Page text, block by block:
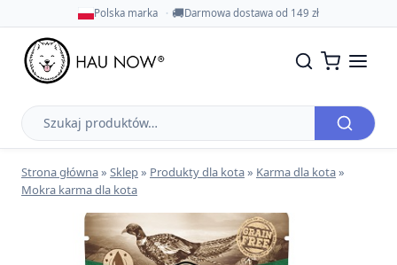
Polska marka 🚚Darmowa dostawa od 149 zł
Szukaj
produktów
Strona główna» Sklep» Produkty dla kota» Karma dla kota»
Mokra karma dla kota